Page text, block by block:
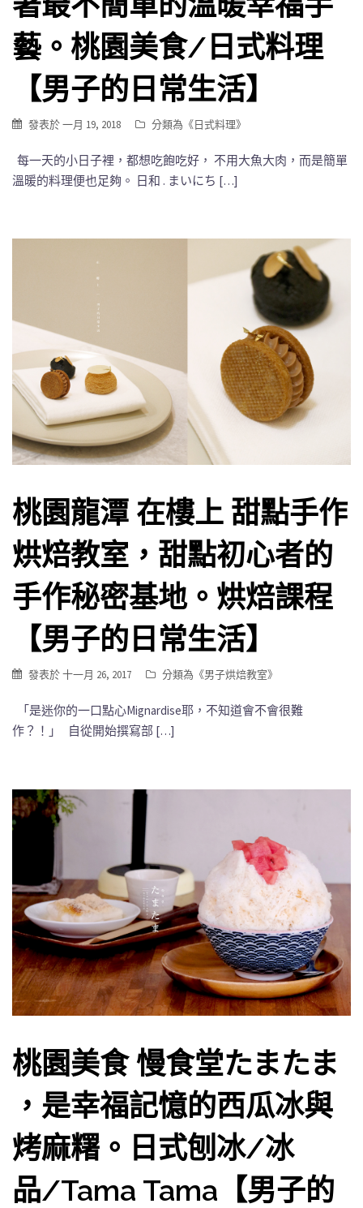
藝。桃園美食/日式料理
【男子的日常生活】
發表於一月 19, 2018 分類為《日式料理》
每一天的小日子裡，都想吃飽吃好， 不用大魚大肉，而是簡單
溫暖的料理便也足夠。 日和 . まいにち […]
桃園龍潭 在樓上 甜點手作
烘焙教室，甜點初心者的
手作秘密基地。烘焙課程
【男子的日常生活】
發表於十一月 26, 2017 分類為《男子烘焙教室》
「是迷你的一口點心Mignardise耶，不知道會不會很難
作？！」 自從開始撰寫部 […]
桃園美食 慢食堂たまたま
，是幸福記憶的西瓜冰與
烤麻糬。日式刨冰/冰
品/Tama Tama【男子的